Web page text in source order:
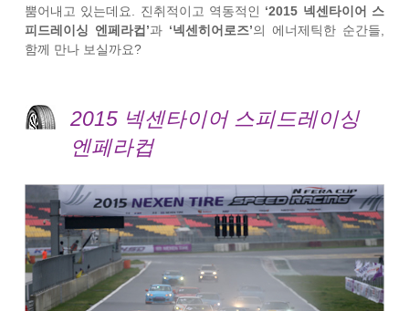
뿜어내고 있는데요. 진취적이고 역동적인 ‘2015 넥센타이어 스
피드레이싱 엔페라컵’과 ‘넥센히어로즈’의 에너제틱한 순간들,
함께 만나 보실까요?
2015 넥센타이어 스피드레이싱
엔페라컵